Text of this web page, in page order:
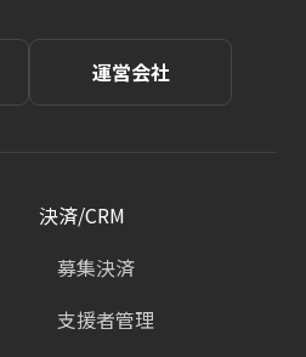
運営会社
決済/CRM
募集決済
支援者管理